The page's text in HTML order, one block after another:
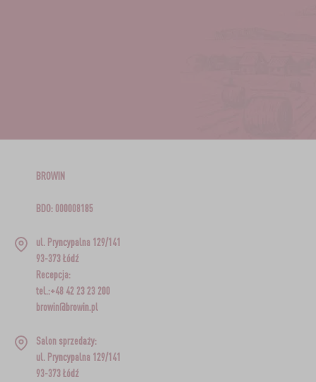
BROWIN
BDO: 000008185
ul. Pryncypalna 129/141
93-373 Łódź
Recepcja:
tel.:+48 42 23 23 200
browin@browin.pl
Salon sprzedaży:
ul. Pryncypalna 129/141
93-373 Łódź